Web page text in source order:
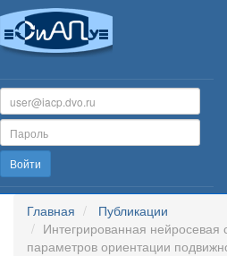
Войти
Главная
Публикации
Интегрированная нейросевая
параметров ориентации